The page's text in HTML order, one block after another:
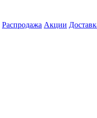
Распродажа Акции